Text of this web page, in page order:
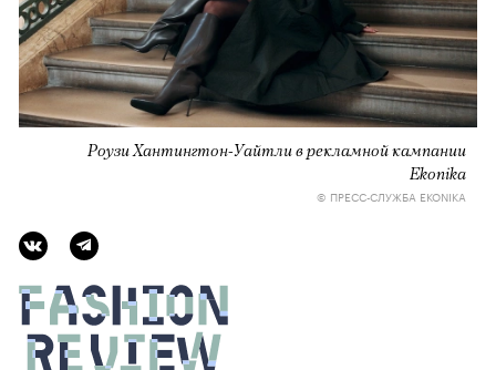
Роузи Хантингтон-Уайтли в рекламной кампании
Ekonika
© ПРЕСС-СЛУЖБА EKONIKA